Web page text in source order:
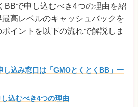
BBで申し込むべき4つの理由を紹
高レベルのキャッシュバックを
イントを以下の流れで解説しま
し込み窓口は「GMOとくとくBB」一
込むべき4つの理由